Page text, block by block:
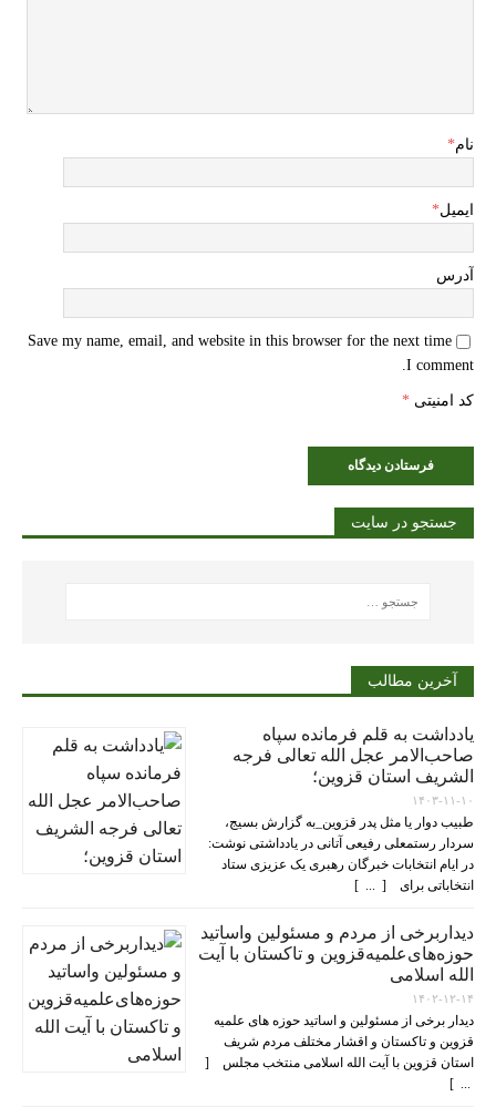
نام*
ایمیل*
آدرس
Save my name, email, and website in this browser for the next time
I comment.
کد امنیتی *
جستجو در سایت
آخرین مطالب
یادداشت به قلم فرمانده سپاه
صاحب‌الامر عجل الله تعالی فرجه
الشریف استان قزوین؛
۱۴۰۳-۱۱-۱۰
طبیب دوار یا مثل پدر قزوین_به گزارش بسیج،
سردار رستمعلی رفیعی آتانی در یادداشتی نوشت:
در ایام انتخابات خبرگان رهبری یک عزیزی ستاد
انتخاباتی برای [ ... ]
دیداربرخی از مردم و مسئولین واساتید
حوزه‌های‌علمیه‌قزوین و تاکستان با آیت
الله اسلامی
۱۴۰۲-۱۲-۱۴
دیدار برخی از مسئولین و اساتید حوزه های علمیه
قزوین و تاکستان و اقشار مختلف مردم شریف
استان قزوین با آیت الله اسلامی منتخب مجلس [
... ]